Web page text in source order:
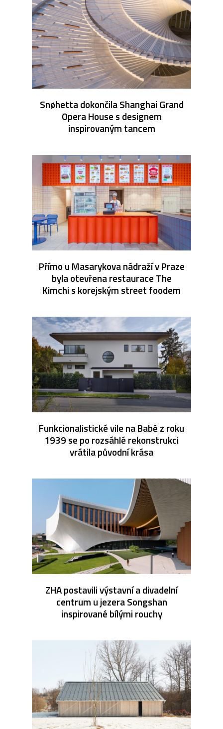
Snøhetta dokončila Shanghai Grand
Opera House s designem
inspirovaným tancem
Přímo u Masarykova nádraží v Praze
byla otevřena restaurace The
Kimchi s korejským street foodem
Funkcionalistické vile na Babě z roku
1939 se po rozsáhlé rekonstrukci
vrátila původní krása
ZHA postavili výstavní a divadelní
centrum u jezera Songshan
inspirované bílými rouchy